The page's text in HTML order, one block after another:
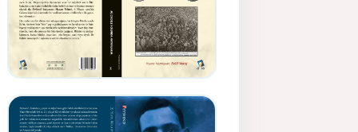
Gazeteci, Yazar, Hukukçu ve
Siyasetçi Kimliğiyle